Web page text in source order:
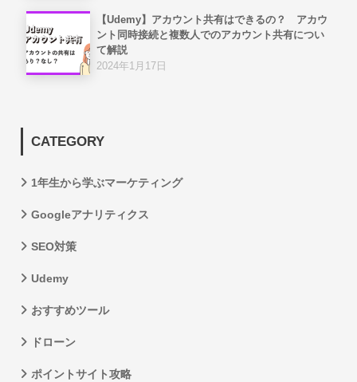
【Udemy】アカウント共有はできるの？ アカウ
ント同時接続と複数人でのアカウント共有につい
て解説
2024年1月17日
CATEGORY
1年生から学ぶマーケティング
Googleアナリティクス
SEO対策
Udemy
おすすめツール
ドローン
ポイントサイト攻略